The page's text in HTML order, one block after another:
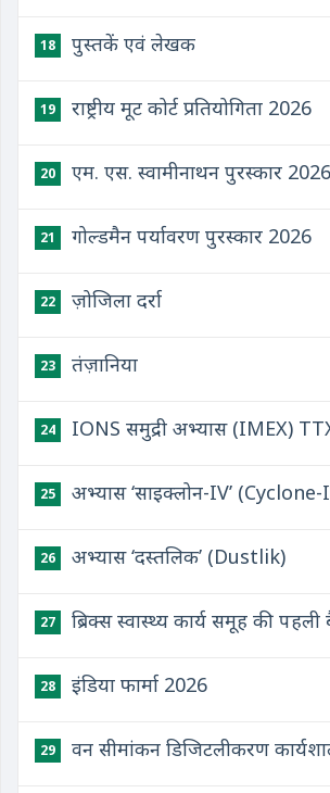
18 पुस्तकें एवं लेखक
19 राष्ट्रीय मूट कोर्ट प्रतियोगिता 2026
20 एम. एस. स्वामीनाथन पुरस्कार 2026
21 गोल्डमैन पर्यावरण पुरस्कार 2026
22 ज़ोजिला दर्रा
23 तंज़ानिया
24 IONS समुद्री अभ्यास (IMEX)
25 अभ्यास ‘साइक्लोन-IV’ (Cyclone-
26 अभ्यास ‘दस्तलिक’ (Dustlik)
27 ब्रिक्स स्वास्थ्य कार्य समूह की
28 इंडिया फार्मा 2026
29 वन सीमांकन डिजिटलीकरण